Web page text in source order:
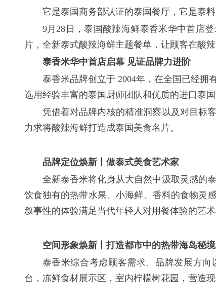
它是泰国商务部认证的泰国餐厅，它是泰
9月28日，泰国酸辣海鲜泰香米华中首店
片，全新泰式酸辣海鲜主题餐单，让顾客在酸
泰香米华中首店启幕 见证品牌力进阶
泰香米品牌创立于 2004年，在全国已经拥
选用经验丰富的泰国厨师团队和优质的进口泰
凭借着对品牌内核的精准洞察以及对目标
力求将酸辣海鲜打造成泰国美食名片。
品牌定位焕新丨做泰式美食艺术家
全新泰香米将化身从大自然中汲取灵感的
饮食独有的热带水果、小海鲜、香料的食物灵
叙事性的体验满足当代年轻人对用餐体验的艺术
空间形象焕新丨打造都市中的热带海岛秘境
泰香米综合考虑顾客需求、品牌发展方
台，冻鲜食材展示区，室内柠檬树花园，营造